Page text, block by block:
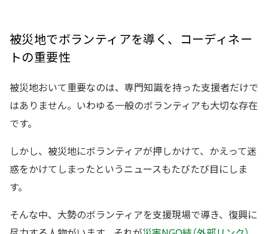
被災地でボランティアを導く、コーディネー
トの重要性
被災地おいて重要なのは、専門知識を持った支援者だけで
はありません。いわゆる一般のボランティアも大切な存在
です。
しかし、被災地にボランティアが押しかけて、かえって迷
惑をかけてしまったというニュースもたびたび目にしま
す。
そんな中、大勢のボランティアを支援現場で導き、復興に